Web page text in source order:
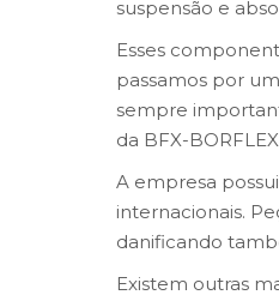
suspensão e
Esses
passamos por
sempre
da BFX-
A empresa
internacionais.
danificando
Existem outras